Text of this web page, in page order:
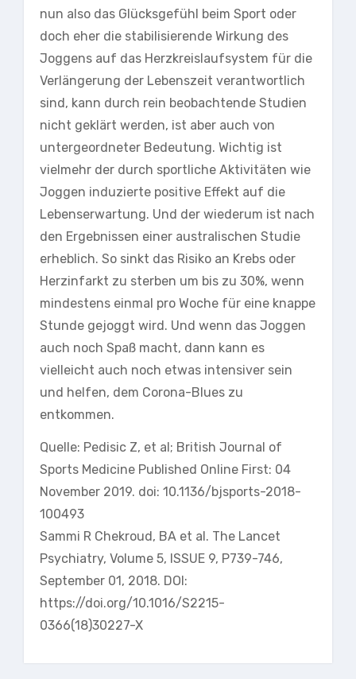
nun also das Glücksgefühl beim Sport oder
doch eher die stabilisierende Wirkung des
Joggens auf das Herzkreislaufsystem für die
Verlängerung der Lebenszeit verantwortlich
sind, kann durch rein beobachtende Studien
nicht geklärt werden, ist aber auch von
untergeordneter Bedeutung. Wichtig ist
vielmehr der durch sportliche Aktivitäten wie
Joggen induzierte positive Effekt auf die
Lebenserwartung. Und der wiederum ist nach
den Ergebnissen einer australischen Studie
erheblich. So sinkt das Risiko an Krebs oder
Herzinfarkt zu sterben um bis zu 30%, wenn
mindestens einmal pro Woche für eine knappe
Stunde gejoggt wird. Und wenn das Joggen
auch noch Spaß macht, dann kann es
vielleicht auch noch etwas intensiver sein
und helfen, dem Corona-Blues zu
entkommen.
Quelle: Pedisic Z, et al; British Journal of
Sports Medicine Published Online First: 04
November 2019. doi: 10.1136/bjsports-2018-
100493
Sammi R Chekroud, BA et al. The Lancet
Psychiatry, Volume 5, ISSUE 9, P739-746,
September 01, 2018. DOI:
https://doi.org/10.1016/S2215-
0366(18)30227-X